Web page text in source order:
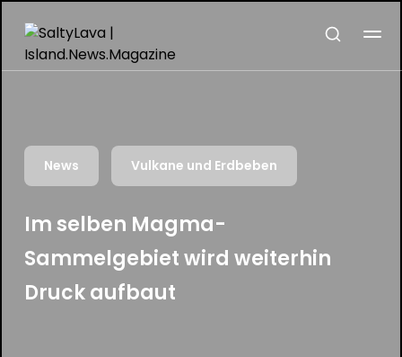
News Vulkane und Erdbeben
Im selben Magma-
Sammelgebiet wird weiterhin
Druck aufbaut